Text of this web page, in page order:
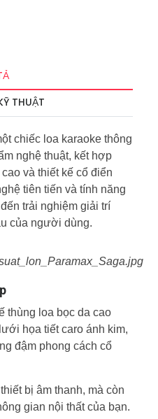
THUẬT
chiếc loa karaoke thông
nghệ thuật, kết hợp
và thiết kế cổ điển
tiên tiến và tính năng
trải nghiệm giải trí
của người dùng.
thùng loa bọc da cao
họa tiết caro ánh kim,
đậm phong cách cổ
bị âm thanh, mà còn
gian nội thất của bạn.